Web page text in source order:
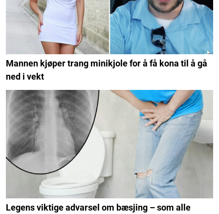
Mannen kjøper trang minikjole for å få kona til å gå
ned i vekt
Legens viktige advarsel om bæsjing – som alle